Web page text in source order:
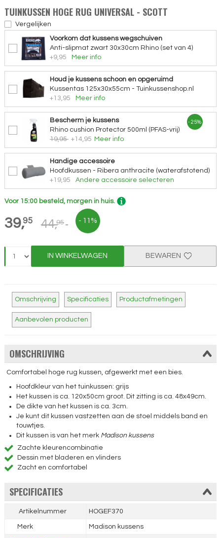
TUINKUSSEN HOGE RUG UNIVERSAL - SCOTT
Vergelijken
Voorkom dat kussens wegschuiven
Anti-slipmat zwart 30x30cm Rhino (set van 4)
+9,95
Meer info
Houd je kussens schoon en opgeruimd
Kussentas 125x30x55cm - Tuinkussenshop.nl
+13,95
Meer info
Bescherm je kussens
Rhino cushion Protector 500ml (PFAS-vrij)
19,95 +14,95 Meer info
- 25%
Handige accessoire
Hoofdkussen - Ribera anthracite (waterafstotend)
+19,95
Andere accessoire selecteren
Voor 15:00 besteld, morgen in huis.
39,95 44,95 - 11%
IN WINKELWAGEN BEWAREN
Omschrijving Specificaties Productafmetingen
Aanbevolen producten
OMSCHRIJVING
Comfortabel hoge rug kussen, afgewerkt met een bies.
Hoofdkleur van het tuinkussen: grijs
Het kussen is ca. 120x50cm groot. Dit zitting is ca. 48x49cm.
De dikte van het kussen is ca. 3cm.
Je kunt dit kussen vastzetten aan de stoel middels band en
touwtjes.
Dit kussen is van het merk Madison kussens
Zachte kleurencombinatie
Dessin met bladeren en vlinders
Zacht en comfortabel
SPECIFICATIES
Artikelnummer HOGEF370
Merk Madison kussens